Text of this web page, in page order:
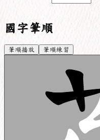
國字筆順
筆順播放 筆順練習